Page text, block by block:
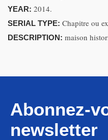
YEAR: 2014.
SERIAL TYPE: Chapitre ou
DESCRIPTION: maison
Abonnez-
newsletter